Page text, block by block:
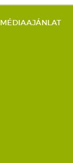
MÉDIAAJÁNLAT